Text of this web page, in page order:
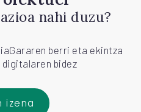
nahi duzu?
berri eta ekintza
bidez
izena